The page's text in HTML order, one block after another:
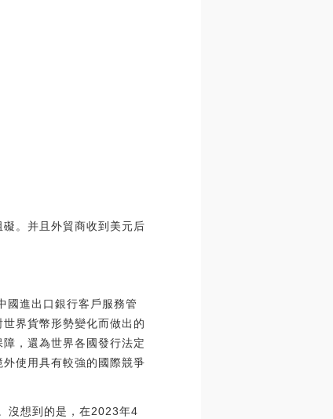
。并且外貿商收到美元后
國進出口銀行客戶服務管
界貨幣形勢變化而做出的
，還為世界各國發行法定
使用具有較強的國際競爭
沒想到的是，在2023年4